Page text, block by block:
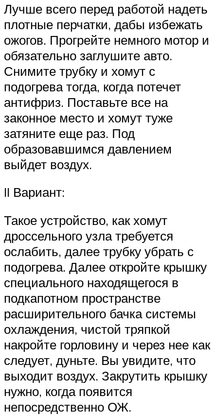
Лучше всего перед работой надеть
плотные перчатки, дабы избежать
ожогов. Прогрейте немного мотор и
обязательно заглушите авто.
Снимите трубку и хомут с
подогрева тогда, когда потечет
антифриз. Поставьте все на
законное место и хомут туже
затяните еще раз. Под
образовавшимся давлением
выйдет воздух.
II Вариант:
Такое устройство, как хомут
дроссельного узла требуется
ослабить, далее трубку убрать с
подогрева. Далее откройте крышку
специального находящегося в
подкапотном пространстве
расширительного бачка системы
охлаждения, чистой тряпкой
накройте горловину и через нее как
следует, дуньте. Вы увидите, что
выходит воздух. Закрутить крышку
нужно, когда появится
непосредственно ОЖ.